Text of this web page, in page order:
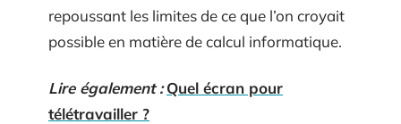
repoussant les limites de ce que l’on croyait
possible en matière de calcul informatique.
Lire également : Quel écran pour
télétravailler ?